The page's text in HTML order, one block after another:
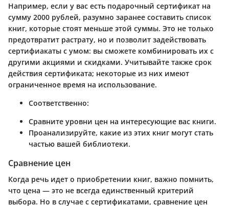
Например, если у вас есть подарочный сертификат на
сумму 2000 рублей, разумно заранее составить список
книг, которые стоят меньше этой суммы. Это не только
предотвратит растрату, но и позволит задействовать
сертифиакаты с умом: вы сможете комбинировать их с
другими акциями и скидками. Учитывайте также срок
действия сертификата; некоторые из них имеют
ограниченное время на использование.
Соответственно:
Сравните уровни цен на интересующие вас книги.
Проанализируйте, какие из этих книг могут стать
частью вашей библиотеки.
Сравнение цен
Когда речь идет о приобретении книг, важно помнить,
что цена — это не всегда единственный критерий
выбора. Но в случае с сертификатами, сравнение цен